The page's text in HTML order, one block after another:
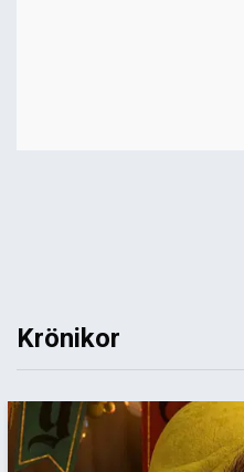
Krönikor